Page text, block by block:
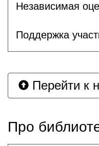
Независимая
Поддержка
Перейти к
Про